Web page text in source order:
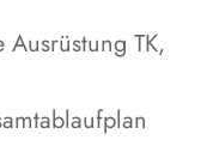
Ausrüstung TK,